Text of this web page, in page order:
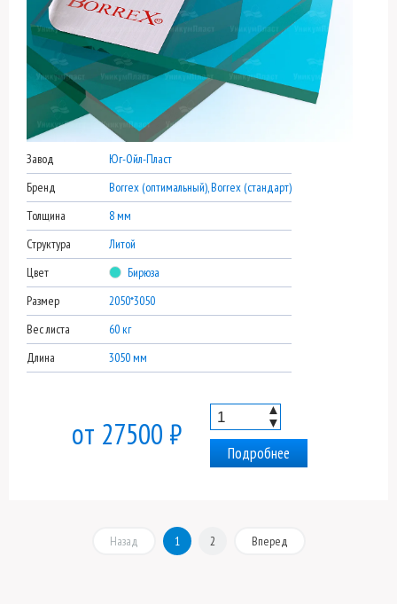
Завод
Юг-Ойл-Пласт
Бренд
Borrex (оптимальный), Borrex (стандарт)
Толщина
8 мм
Структура
Литой
Цвет
Бирюза
Размер
2050*3050
Вес листа
60 кг
Длина
3050 мм
от 27500 ₽
▲
▼
Подробнее
Назад 1 2 Вперед